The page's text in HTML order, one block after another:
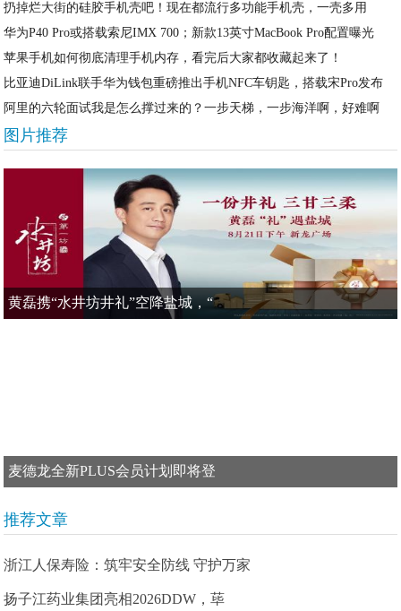
扔掉烂大街的硅胶手机壳吧！现在都流行多功能手机壳，一壳多用
华为P40 Pro或搭载索尼IMX 700；新款13英寸MacBook Pro配置曝光
苹果手机如何彻底清理手机内存，看完后大家都收藏起来了！
比亚迪DiLink联手华为钱包重磅推出手机NFC车钥匙，搭载宋Pro发布
阿里的六轮面试我是怎么撑过来的？一步天梯，一步海洋啊，好难啊
图片推荐
黄磊携“水井坊井礼”空降盐城，“
麦德龙全新PLUS会员计划即将登
推荐文章
浙江人保寿险：筑牢安全防线 守护万家
扬子江药业集团亮相2026DDW，荜